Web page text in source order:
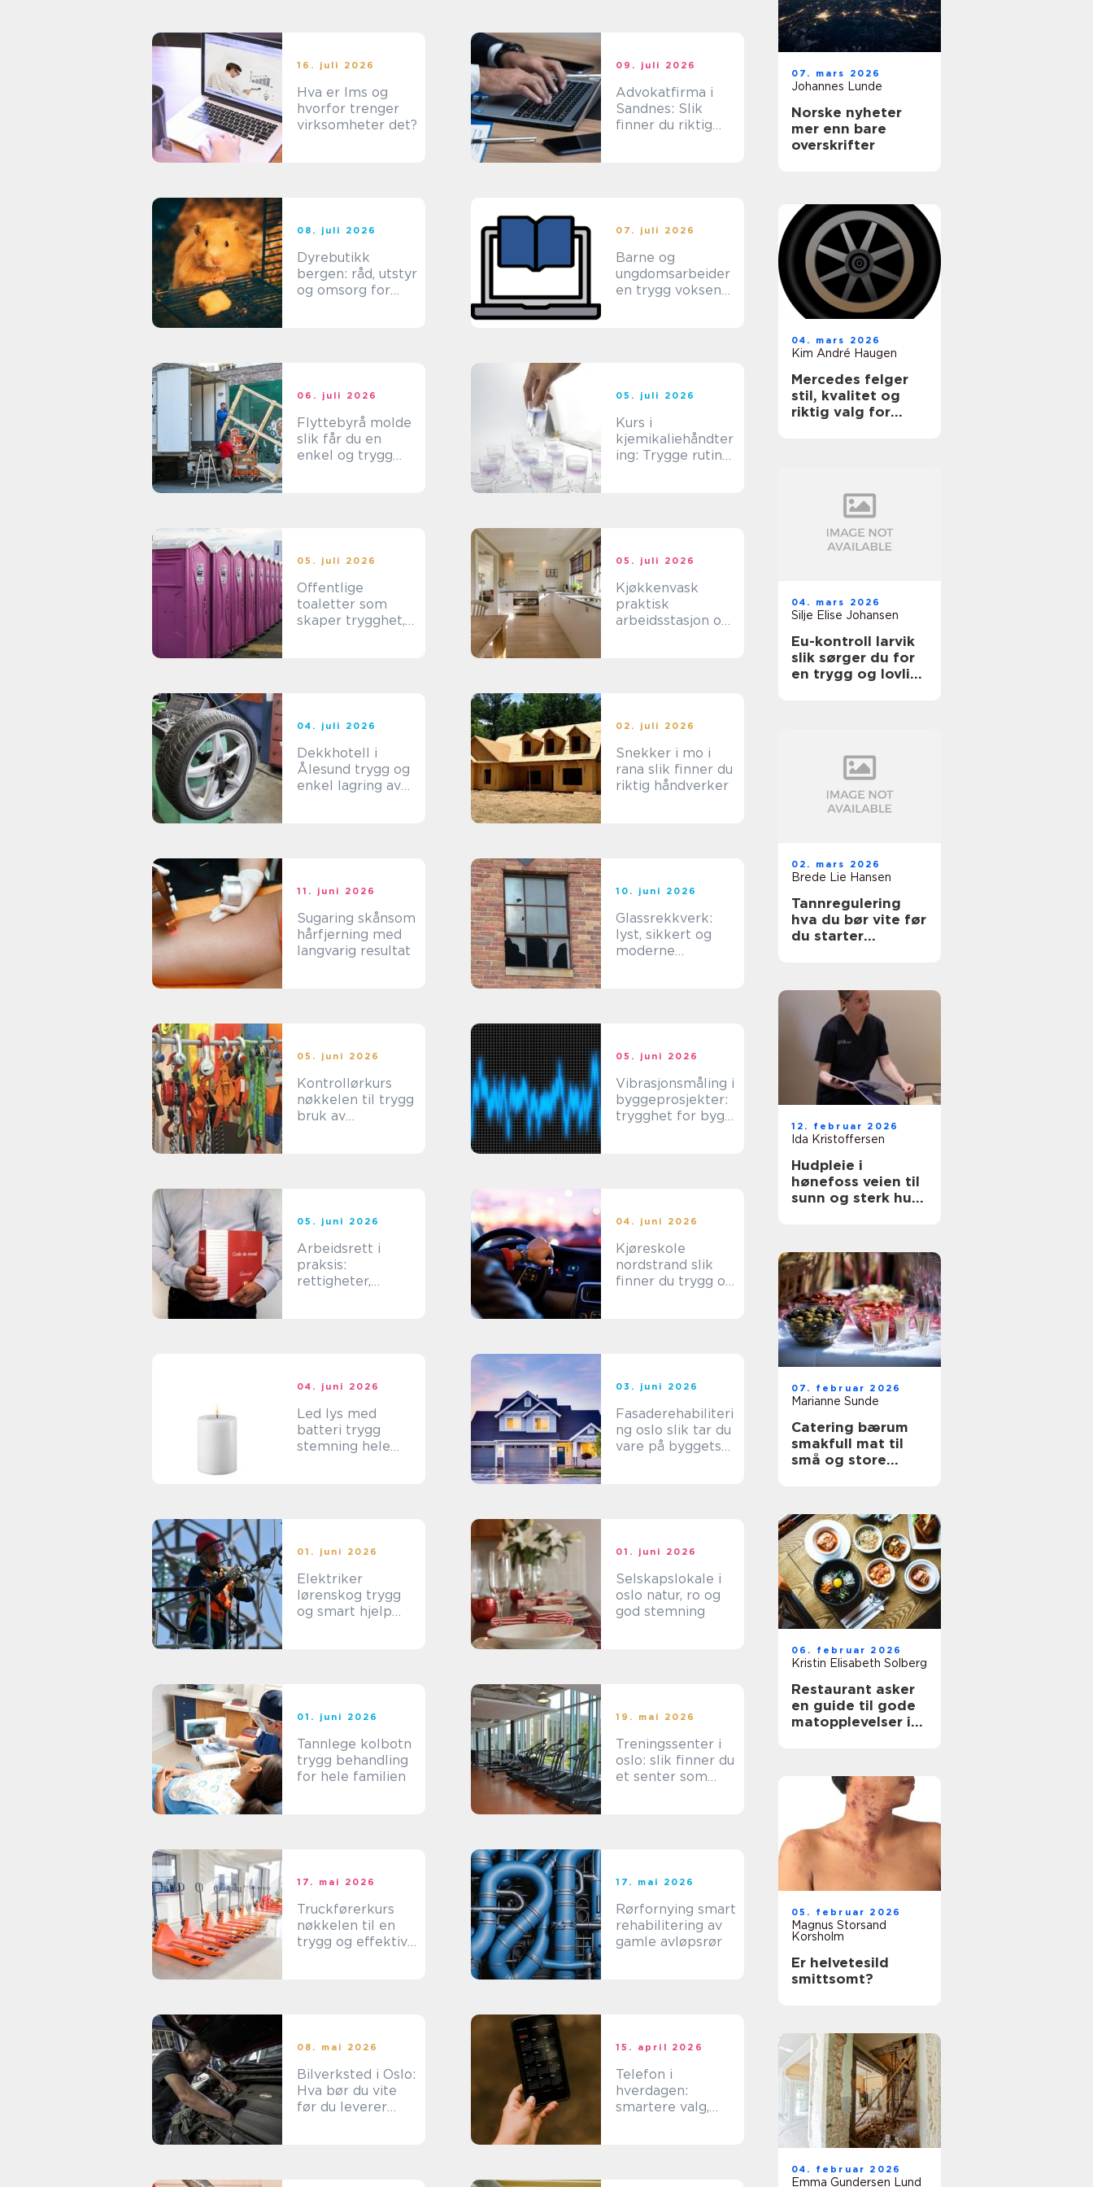
16. juli 2026
Hva er lms og
hvorfor trenger
virksomheter det?
09. juli 2026
Advokatfirma i
Sandnes: Slik
finner du riktig
08. juli 2026
Dyrebutikk
bergen: råd, utstyr
og omsorg for
07. juli 2026
Barne og
ungdomsarbeider
en trygg voksen
06. juli 2026
Flyttebyrå molde
slik får du en
enkel og trygg
05. juli 2026
Kurs i
kjemikaliehåndter
ing: Trygge rutiner
05. juli 2026
Offentlige
toaletter som
skaper trygghet,
05. juli 2026
Kjøkkenvask
praktisk
arbeidsstasjon og
04. juli 2026
Dekkhotell i
Ålesund trygg og
enkel lagring av
02. juli 2026
Snekker i mo i
rana slik finner du
riktig håndverker
11. juni 2026
Sugaring skånsom
hårfjerning med
langvarig resultat
10. juni 2026
Glassrekkverk:
lyst, sikkert og
moderne
05. juni 2026
Kontrollørkurs
nøkkelen til trygg
bruk av
05. juni 2026
Vibrasjonsmåling i
byggeprosjekter:
trygghet for bygg
05. juni 2026
Arbeidsrett i
praksis:
rettigheter,
04. juni 2026
Kjøreskole
nordstrand slik
finner du trygg og
04. juni 2026
Led lys med
batteri trygg
stemning hele
03. juni 2026
Fasaderehabiliteri
ng oslo slik tar du
vare på byggets
01. juni 2026
Elektriker
lørenskog trygg
og smart hjelp
01. juni 2026
Selskapslokale i
oslo natur, ro og
god stemning
01. juni 2026
Tannlege kolbotn
trygg behandling
for hele familien
19. mai 2026
Treningssenter i
oslo: slik finner du
et senter som
17. mai 2026
Truckførerkurs
nøkkelen til en
trygg og effektiv
17. mai 2026
Rørfornying smart
rehabilitering av
gamle avløpsrør
08. mai 2026
Bilverksted i Oslo:
Hva bør du vite
før du leverer
15. april 2026
Telefon i
hverdagen:
smartere valg,
07. mars 2026
Johannes Lunde
Norske nyheter
mer enn bare
overskrifter
04. mars 2026
Kim André Haugen
Mercedes felger
stil, kvalitet og
riktig valg for
04. mars 2026
Silje Elise Johansen
Eu-kontroll larvik
slik sørger du for
en trygg og lovlig
02. mars 2026
Brede Lie Hansen
Tannregulering
hva du bør vite før
du starter
12. februar 2026
Ida Kristoffersen
Hudpleie i
hønefoss veien til
sunn og sterk hud
07. februar 2026
Marianne Sunde
Catering bærum
smakfull mat til
små og store
06. februar 2026
Kristin Elisabeth Solberg
Restaurant asker
en guide til gode
matopplevelser i
05. februar 2026
Magnus Storsand
Korsholm
Er helvetesild
smittsomt?
04. februar 2026
Emma Gundersen Lund